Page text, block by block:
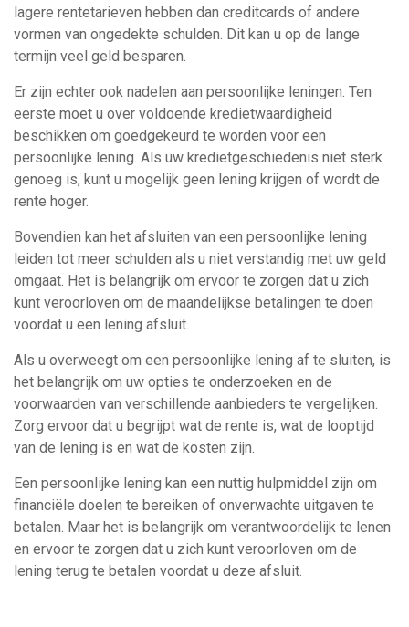
lagere rentetarieven hebben dan creditcards of andere
vormen van ongedekte schulden. Dit kan u op de lange
termijn veel geld besparen.
Er zijn echter ook nadelen aan persoonlijke leningen. Ten
eerste moet u over voldoende kredietwaardigheid
beschikken om goedgekeurd te worden voor een
persoonlijke lening. Als uw kredietgeschiedenis niet sterk
genoeg is, kunt u mogelijk geen lening krijgen of wordt de
rente hoger.
Bovendien kan het afsluiten van een persoonlijke lening
leiden tot meer schulden als u niet verstandig met uw geld
omgaat. Het is belangrijk om ervoor te zorgen dat u zich
kunt veroorloven om de maandelijkse betalingen te doen
voordat u een lening afsluit.
Als u overweegt om een persoonlijke lening af te sluiten, is
het belangrijk om uw opties te onderzoeken en de
voorwaarden van verschillende aanbieders te vergelijken.
Zorg ervoor dat u begrijpt wat de rente is, wat de looptijd
van de lening is en wat de kosten zijn.
Een persoonlijke lening kan een nuttig hulpmiddel zijn om
financiële doelen te bereiken of onverwachte uitgaven te
betalen. Maar het is belangrijk om verantwoordelijk te lenen
en ervoor te zorgen dat u zich kunt veroorloven om de
lening terug te betalen voordat u deze afsluit.